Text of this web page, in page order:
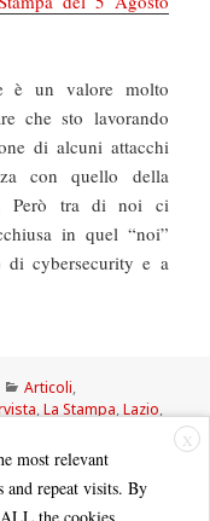
è un valore molto
che sto lavorando
di alcuni attacchi
con quello della
Però tra di noi ci
in quel “noi”
di cybersecurity e a
Categorie
Articoli,
,La Stampa,Lazio,
X
most relevant
and repeat visits. By